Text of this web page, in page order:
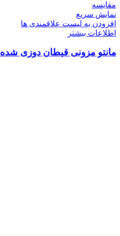
مقایسه
نمایش سریع
افزودن به لیست علاقمندی ها
اطلاعات بیشتر
مانتو مزونی قیطان دوزی شده